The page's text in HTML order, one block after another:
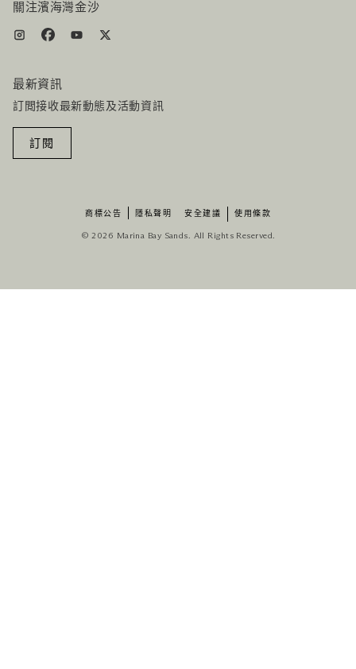
關注濱海灣金沙
最新資訊
訂閲接收最新動態及活動資訊
訂閱
商標公告 隱私聲明 安全建議 使用條款
© 2026 Marina Bay Sands. All Rights Reserved.